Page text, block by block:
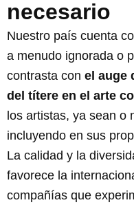
necesario
Nuestro país cuenta
a menudo ignorada o
contrasta con el auge
del títere en el arte
los artistas, ya sean o
incluyendo en sus
La calidad y la
favorece la
compañías que